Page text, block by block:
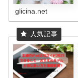
glicina.net